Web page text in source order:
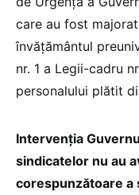
care au fost
învățământul
nr. 1 a Legii-cadru
personalului plătit
Intervenția
sindicatelor nu au
corespunzătoare a